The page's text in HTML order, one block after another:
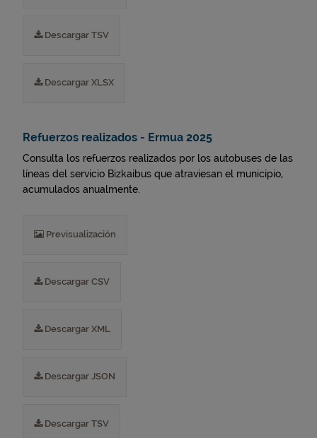
Descargar TSV
Descargar XLSX
Refuerzos realizados - Ermua 2025
Consulta los refuerzos realizados por los autobuses de las
líneas del servicio Bizkaibus que atraviesan el municipio,
acumulados anualmente.
Previsualización
Descargar CSV
Descargar XML
Descargar JSON
Descargar TSV